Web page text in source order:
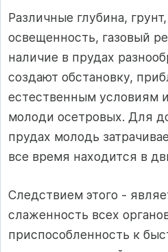
Различные глубина,
освещенность, газовый
наличие в прудах
создают обстановку,
естественным условиям
молоди осетровых. Для
прудах молодь
все время находится в
Следствием этого -
слаженность всех
приспособленность к